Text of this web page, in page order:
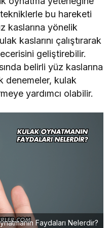
bu hareketi
kaslarına yönelik
kaslarını çalıştırarak
geliştirebilir.
belirli yüz kaslarına
denemeler, kulak
yardımcı olabilir.
Faydaları Nelerdir?